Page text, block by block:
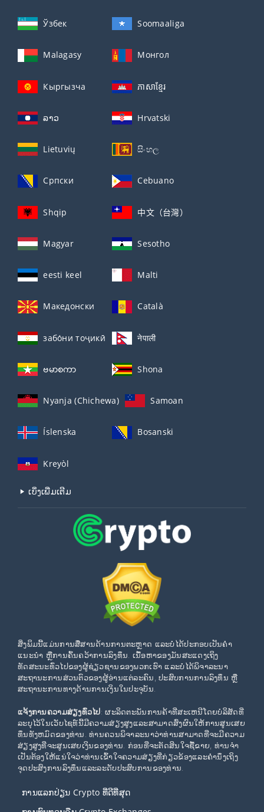
Ўзбек Soomaaliga
Malagasy Монгол
Кыргызча ភាសាខ្មែរ
ລາວ Hrvatski
Lietuvių සිංහල
Српски Cebuano
Shqip 中文（台灣）
Magyar Sesotho
eesti keel Malti
Македонски Català
забо́ни тоҷикӣ́ नेपाली
ဗမာစကာ Shona
Nyanja (Chichewa) Samoan
Íslenska Bosanski
Kreyòl
ເບິ່ງເພີ່ມເຕີມ
ສິ່ງພິມນີ້ແມ່ນການສື່ສານດ້ານການຕະຫຼາດ ແລະບໍ່ໄດ້ປະກອບເປັນຄໍາ
ແນະນໍາ ຫຼືການຄົ້ນຄວ້າການລົງທຶນ. ເນື້ອຫາຂອງມັນສະແດງເຖິງ
ທັດສະນະທົ່ວໄປຂອງຜູ້ຊ່ຽວຊານຂອງພວກເຮົາ ແລະບໍ່ໄດ້ພິຈາລະນາ
ສະຖານະການສ່ວນຕົວຂອງຜູ້ອ່ານແຕ່ລະຄົນ, ປະສົບການການລົງທຶນ ຫຼື
ສະຖານະການທາງດ້ານການເງິນໃນປະຈຸບັນ.
ແຈ້ງການຄວາມສ່ຽງທົ່ວໄປ: ຜະລິດຕະພັນການຄ້າທີ່ສະເຫນີໂດຍບໍລິສັດທີ່
ລະບຸໄວ້ໃນເວັບໄຊທ໌ນີ້ມີຄວາມສ່ຽງສູງແລະສາມາດສົ່ງຜົນໃຫ້ການສູນເສຍ
ທຶນທັງຫມົດຂອງທ່ານ. ທ່ານຄວນພິຈາລະນາວ່າທ່ານສາມາດທີ່ຈະມີຄວາມ
ສ່ຽງສູງທີ່ຈະສູນເສຍເງິນຂອງທ່ານ. ກ່ອນທີ່ຈະຕັດສິນໃຈຊື້ຂາຍ, ທ່ານຈໍາ
ເປັນຕ້ອງໃຫ້ແນ່ໃຈວ່າທ່ານເຂົ້າໃຈຄວາມສ່ຽງທີ່ກ່ຽວຂ້ອງແລະຄໍານຶງເຖິງ
ຈຸດປະສົງການລົງທຶນແລະລະດັບປະສົບການຂອງທ່ານ.
ການແລກປ່ຽນ Crypto ທີ່ດີທີ່ສຸດ